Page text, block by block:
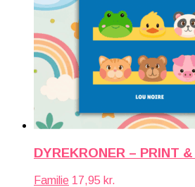
DYREKRONER – PRINT
Familie 17,95 kr.